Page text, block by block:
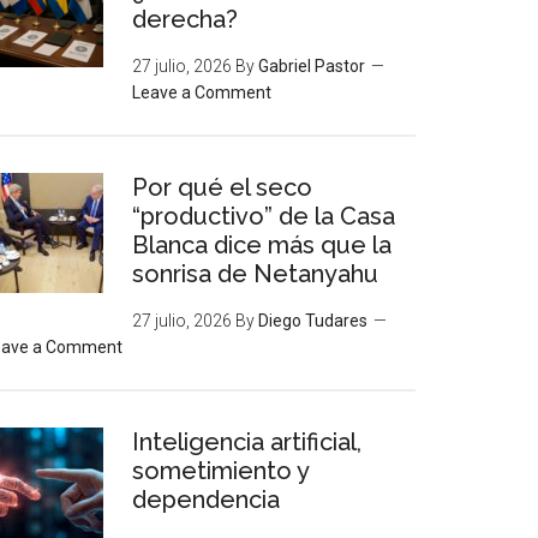
derecha?
27 julio, 2026 ByGabriel Pastor
Leave a Comment
Por qué el seco
“productivo” de la Casa
Blanca dice más que la
sonrisa de Netanyahu
27 julio, 2026 By Diego Tudares
a Comment
Inteligencia artificial,
sometimiento y
dependencia